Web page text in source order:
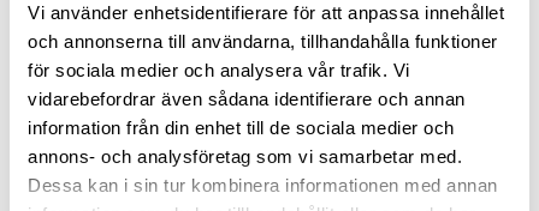
Vi använder enhetsidentifierare för att anpassa innehållet
och annonserna till användarna, tillhandahålla funktioner
för sociala medier och analysera vår trafik. Vi
vidarebefordrar även sådana identifierare och annan
information från din enhet till de sociala medier och
annons- och analysföretag som vi samarbetar med.
Dessa kan i sin tur kombinera informationen med annan
Pacific Blue
Indigo